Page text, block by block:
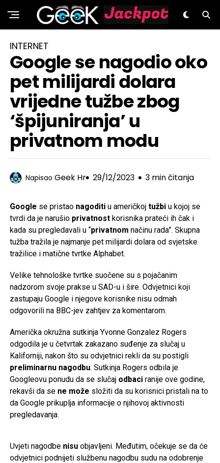
GeeK.hr
INTERNET
Google se nagodio oko
pet milijardi dolara
vrijedne tužbe zbog
‘špijuniranja’ u
privatnom modu
Napisao Geek Hr 29/12/2023 3 min čitanja
Google se pristao nagoditi u američkoj tužbi u kojoj se
tvrdi da je narušio privatnost korisnika prateći ih čak i
kada su pregledavali u “privatnom načinu rada”. Skupna
tužba tražila je najmanje pet milijardi dolara od svjetske
tražilice i matične tvrtke Alphabet.
Velike tehnološke tvrtke suočene su s pojačanim
nadzorom svoje prakse u SAD-u i šire. Odvjetnici koji
zastupaju Google i njegove korisnike nisu odmah
odgovorili na BBC-jev zahtjev za komentarom.
Američka okružna sutkinja Yvonne Gonzalez Rogers
odgodila je u četvrtak zakazano suđenje za slučaj u
Kaliforniji, nakon što su odvjetnici rekli da su postigli
preliminarnu nagodbu. Sutkinja Rogers odbila je
Googleovu ponudu da se slučaj odbaci ranije ove godine,
rekavši da se ne može složiti da su korisnici pristali na to
da Google prikuplja informacije o njihovoj aktivnosti
pregledavanja.
Uvjeti nagodbe nisu objavljeni. Međutim, očekuje se da će
odvjetnici podnijeti službenu nagodbu sudu na odobrenje